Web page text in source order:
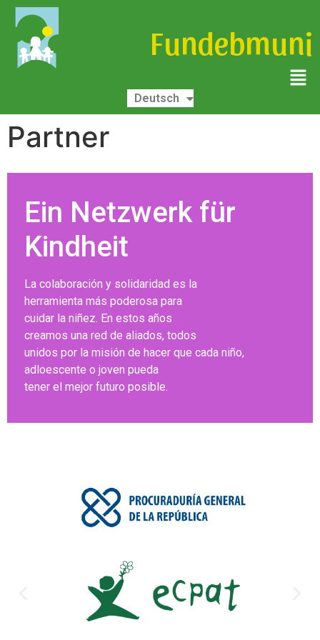
Fundebmuni
Deutsch
English
Partner
Ein Netzwerk für
Kindheit
La colaboración y solidaridad es la
herramienta más poderosa para
cuidar la niñez. En estos años
creamos una red de aliados, todos
unidos por la misión de hacer que cada niño,
adloescente o joven pueda
tener el mejor futuro posible.